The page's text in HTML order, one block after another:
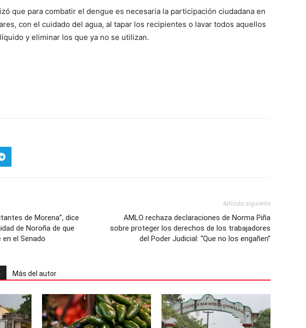
que para combatir el dengue es necesaria la participación ciudadana en
con el cuidado del agua, al tapar los recipientes o lavar todos aquellos
y eliminar los que ya no se utilizan.
de Morena”, dice
de Noroña de que
el Senado
Artículo siguiente
AMLO rechaza declaraciones de Norma Piña
sobre proteger los derechos de los trabajadores
del Poder Judicial: “Que no los engañen”
Más del autor